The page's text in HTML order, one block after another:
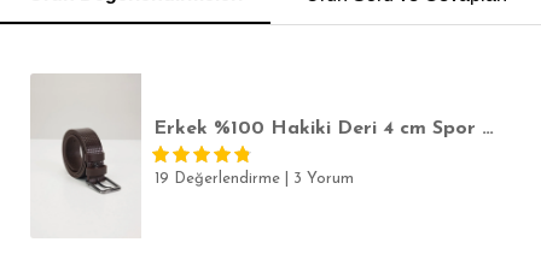
Erkek %100 Hakiki Deri 4 cm Spor Kahverengi Kemer
19 Değerlendirme 3 Yorum